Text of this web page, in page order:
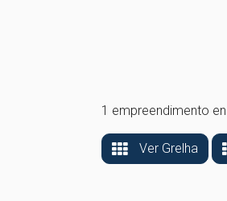
1 empreendimento
Ver Grelha